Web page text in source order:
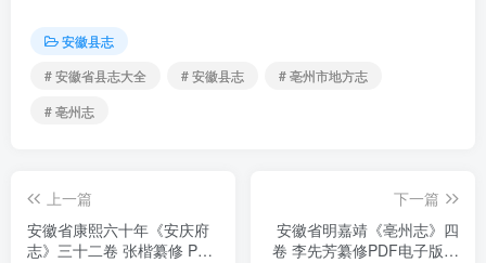
安徽县志
# 安徽省县志大全
# 安徽县志
# 亳州市地方志
# 亳州志
上一篇
安徽省康熙六十年《安庆府
志》三十二卷 张楷纂修 PDF
下一篇
安徽省明嘉靖《亳州志》四
卷 李先芳纂修PDF电子版地